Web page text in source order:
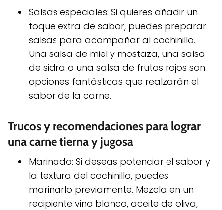
Salsas especiales: Si quieres añadir un
toque extra de sabor, puedes preparar
salsas para acompañar al cochinillo.
Una salsa de miel y mostaza, una salsa
de sidra o una salsa de frutos rojos son
opciones fantásticas que realzarán el
sabor de la carne.
Trucos y recomendaciones para lograr
una carne tierna y jugosa
Marinado: Si deseas potenciar el sabor y
la textura del cochinillo, puedes
marinarlo previamente. Mezcla en un
recipiente vino blanco, aceite de oliva,